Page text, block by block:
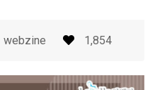
webzine 1,854